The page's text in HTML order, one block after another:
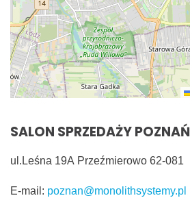
SALON SPRZEDAŻY POZNAŃ
ul.Leśna 19A Przeźmierowo 62-081
E-mail: poznan@monolithsystemy.pl